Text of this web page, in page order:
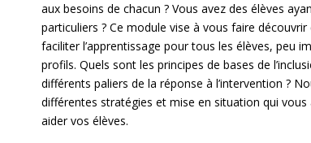
aux besoins de chacun ? Vous avez des élèves
particuliers ? Ce module vise à vous faire
faciliter l’apprentissage pour tous les élèves, peu
profils. Quels sont les principes de bases de
différents paliers de la réponse à l’intervention ?
différentes stratégies et mise en situation qui vous
aider vos élèves.